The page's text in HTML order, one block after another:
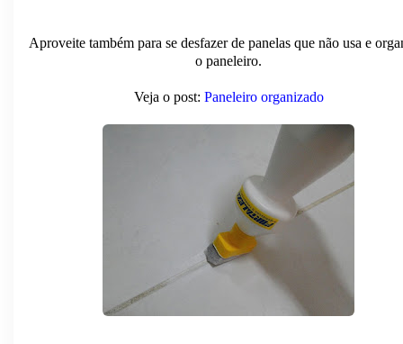
Aproveite também para se desfazer de panelas que não usa e
o paneleiro.
Veja o post: Paneleiro organizado